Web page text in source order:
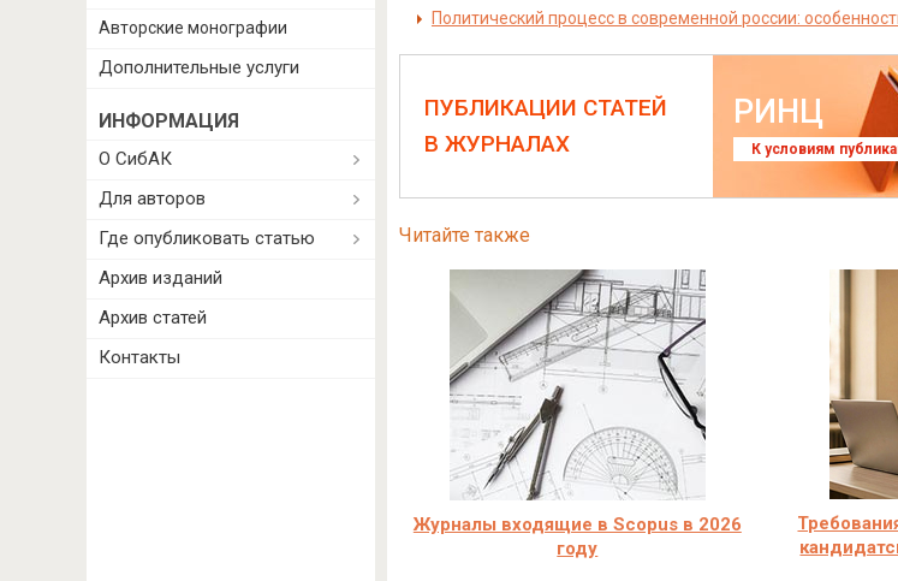
Политический процесс в современной россии:
ПУБЛИКАЦИИ СТАТЕЙ
В ЖУРНАЛАХ
РИНЦ
К условиям
Читайте также
Журналы входящие в Scopus в 2026
году
Авторские монографии
Дополнительные услуги
ИНФОРМАЦИЯ
О СибАК
Для авторов
Где опубликовать статью
Архив изданий
Архив статей
Контакты